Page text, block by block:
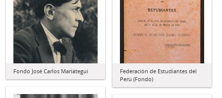
Fondo José Carlos Mariátegui
Federación de Estudiantes del
Perú (Fondo)